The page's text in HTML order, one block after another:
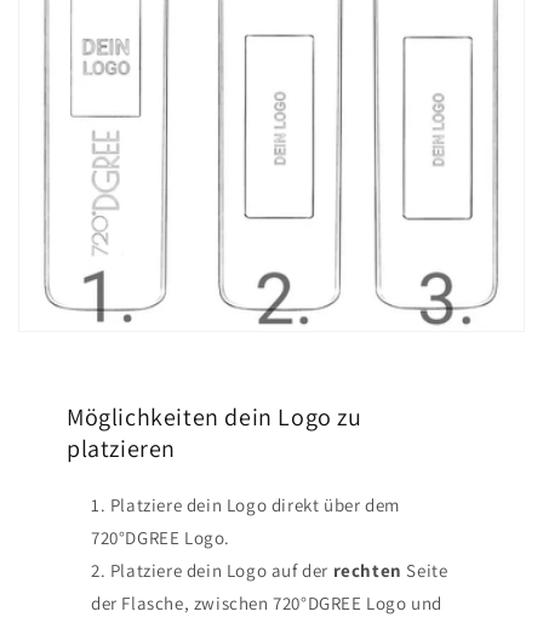
Möglichkeiten dein Logo zu
platzieren
Platziere dein Logo direkt über dem
720°DGREE Logo.
Platziere dein Logo auf der rechten Seite
der Flasche, zwischen 720°DGREE Logo und